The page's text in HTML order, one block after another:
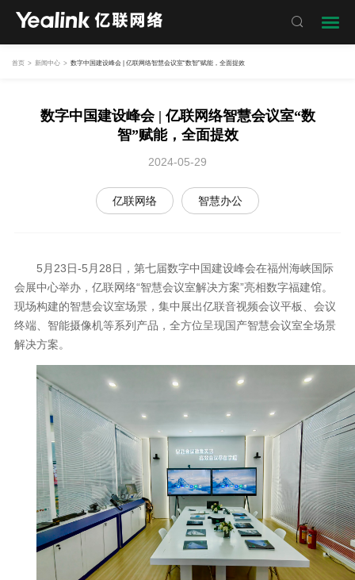

首页 > 新闻中心 > 数字中国建设峰会 | 亿联网络智慧会议室“数智”赋能，全面提效
数字中国建设峰会 | 亿联网络智慧会议室“数
智”赋能，全面提效
2024-05-29
亿联网络 智慧办公
5月23日-5月28日，第七届数字中国建设峰会在福州海峡国际
会展中心举办，亿联网络“智慧会议室解决方案”亮相数字福建馆。
现场构建的智慧会议室场景，集中展出亿联音视频会议平板、会议
终端、智能摄像机等系列产品，全方位呈现国产智慧会议室全场景
解决方案。